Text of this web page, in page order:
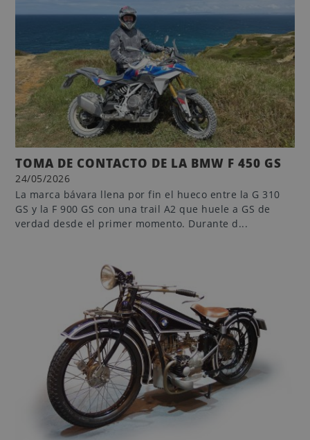
TOMA DE CONTACTO DE LA BMW F 450 GS
24/05/2026
La marca bávara llena por fin el hueco entre la G 310
GS y la F 900 GS con una trail A2 que huele a GS de
verdad desde el primer momento. Durante d...